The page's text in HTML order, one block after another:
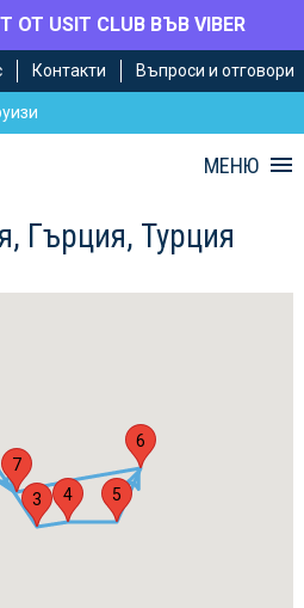
USIT CLUB ВЪВ VIBER
Контакти Въпроси и отговори
МЕНЮ
Гърция, Турция
3 4 5
6
7